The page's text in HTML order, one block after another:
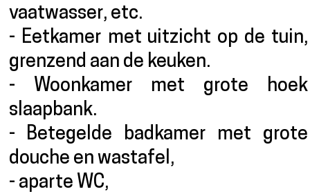
vaatwasser, etc.
- Eetkamer met uitzicht op de tuin,
grenzend aan de keuken.
- Woonkamer met grote hoek
slaapbank.
- Betegelde badkamer met grote
douche en wastafel,
- aparte WC,